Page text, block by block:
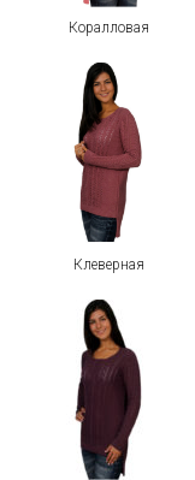
Коралловая
Клеверная